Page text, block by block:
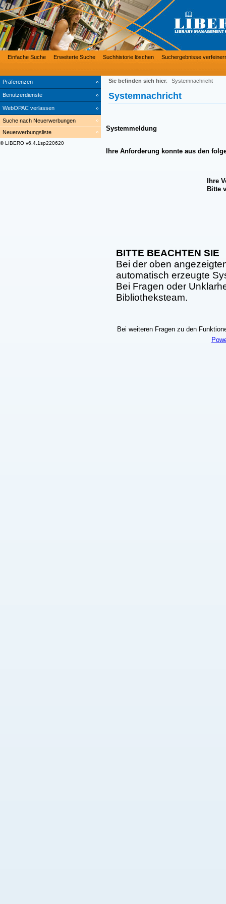
Präferenzen
Benutzerdienste
WebOPAC verlassen
Einfache Suche Erweiterte Suche Suchhistorie löschen Suchergebnisse
Suche nach Neuerwerbungen
Neuerwerbungsliste
© LIBERO v6.4.1sp220620
Sie befinden sich hier: Systemnachricht
Systemnachricht
Systemmeldung
Ihre Anforderung konnte aus den
Ihre
Bitte
BITTE BEACHTEN SIE
Bei der oben
automatisch erzeugte
Bei Fragen oder
Bibliotheksteam.
Bei weiteren Fragen zu den